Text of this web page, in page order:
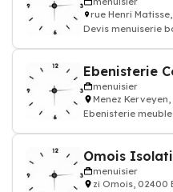
rue Henri
Devis menuiserie
Ebenisterie
menuisier
Menez Kerveyen,
Ebenisterie
Omois
menuisier
zi Omois, 02400